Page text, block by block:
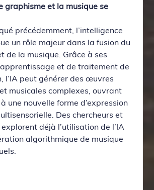
graphisme et la musique se
précédemment, l’intelligence
un rôle majeur dans la fusion du
de la musique. Grâce à ses
et de traitement de
l’IA peut générer des œuvres
musicales complexes, ouvrant
une nouvelle forme d’expression
Des chercheurs et
déjà l’utilisation de l’IA
algorithmique de musique